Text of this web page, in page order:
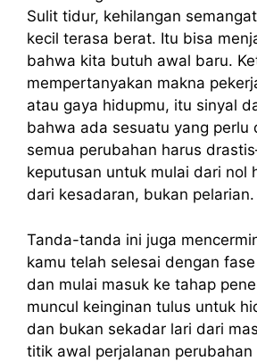
Sulit tidur, kehilangan
kecil terasa berat. Itu bisa
bahwa kita butuh awal baru.
mempertanyakan makna
atau gaya hidupmu, itu sinyal
bahwa ada sesuatu yang perlu
semua perubahan harus
keputusan untuk mulai dari nol
dari kesadaran, bukan pelarian.
Tanda-tanda ini juga
kamu telah selesai dengan
dan mulai masuk ke tahap
muncul keinginan tulus untuk
dan bukan sekadar lari dari
titik awal perjalanan perubahan